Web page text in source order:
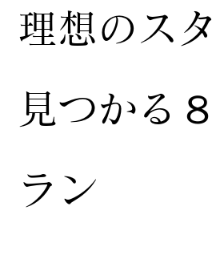
理想のス
見つかる
ラン